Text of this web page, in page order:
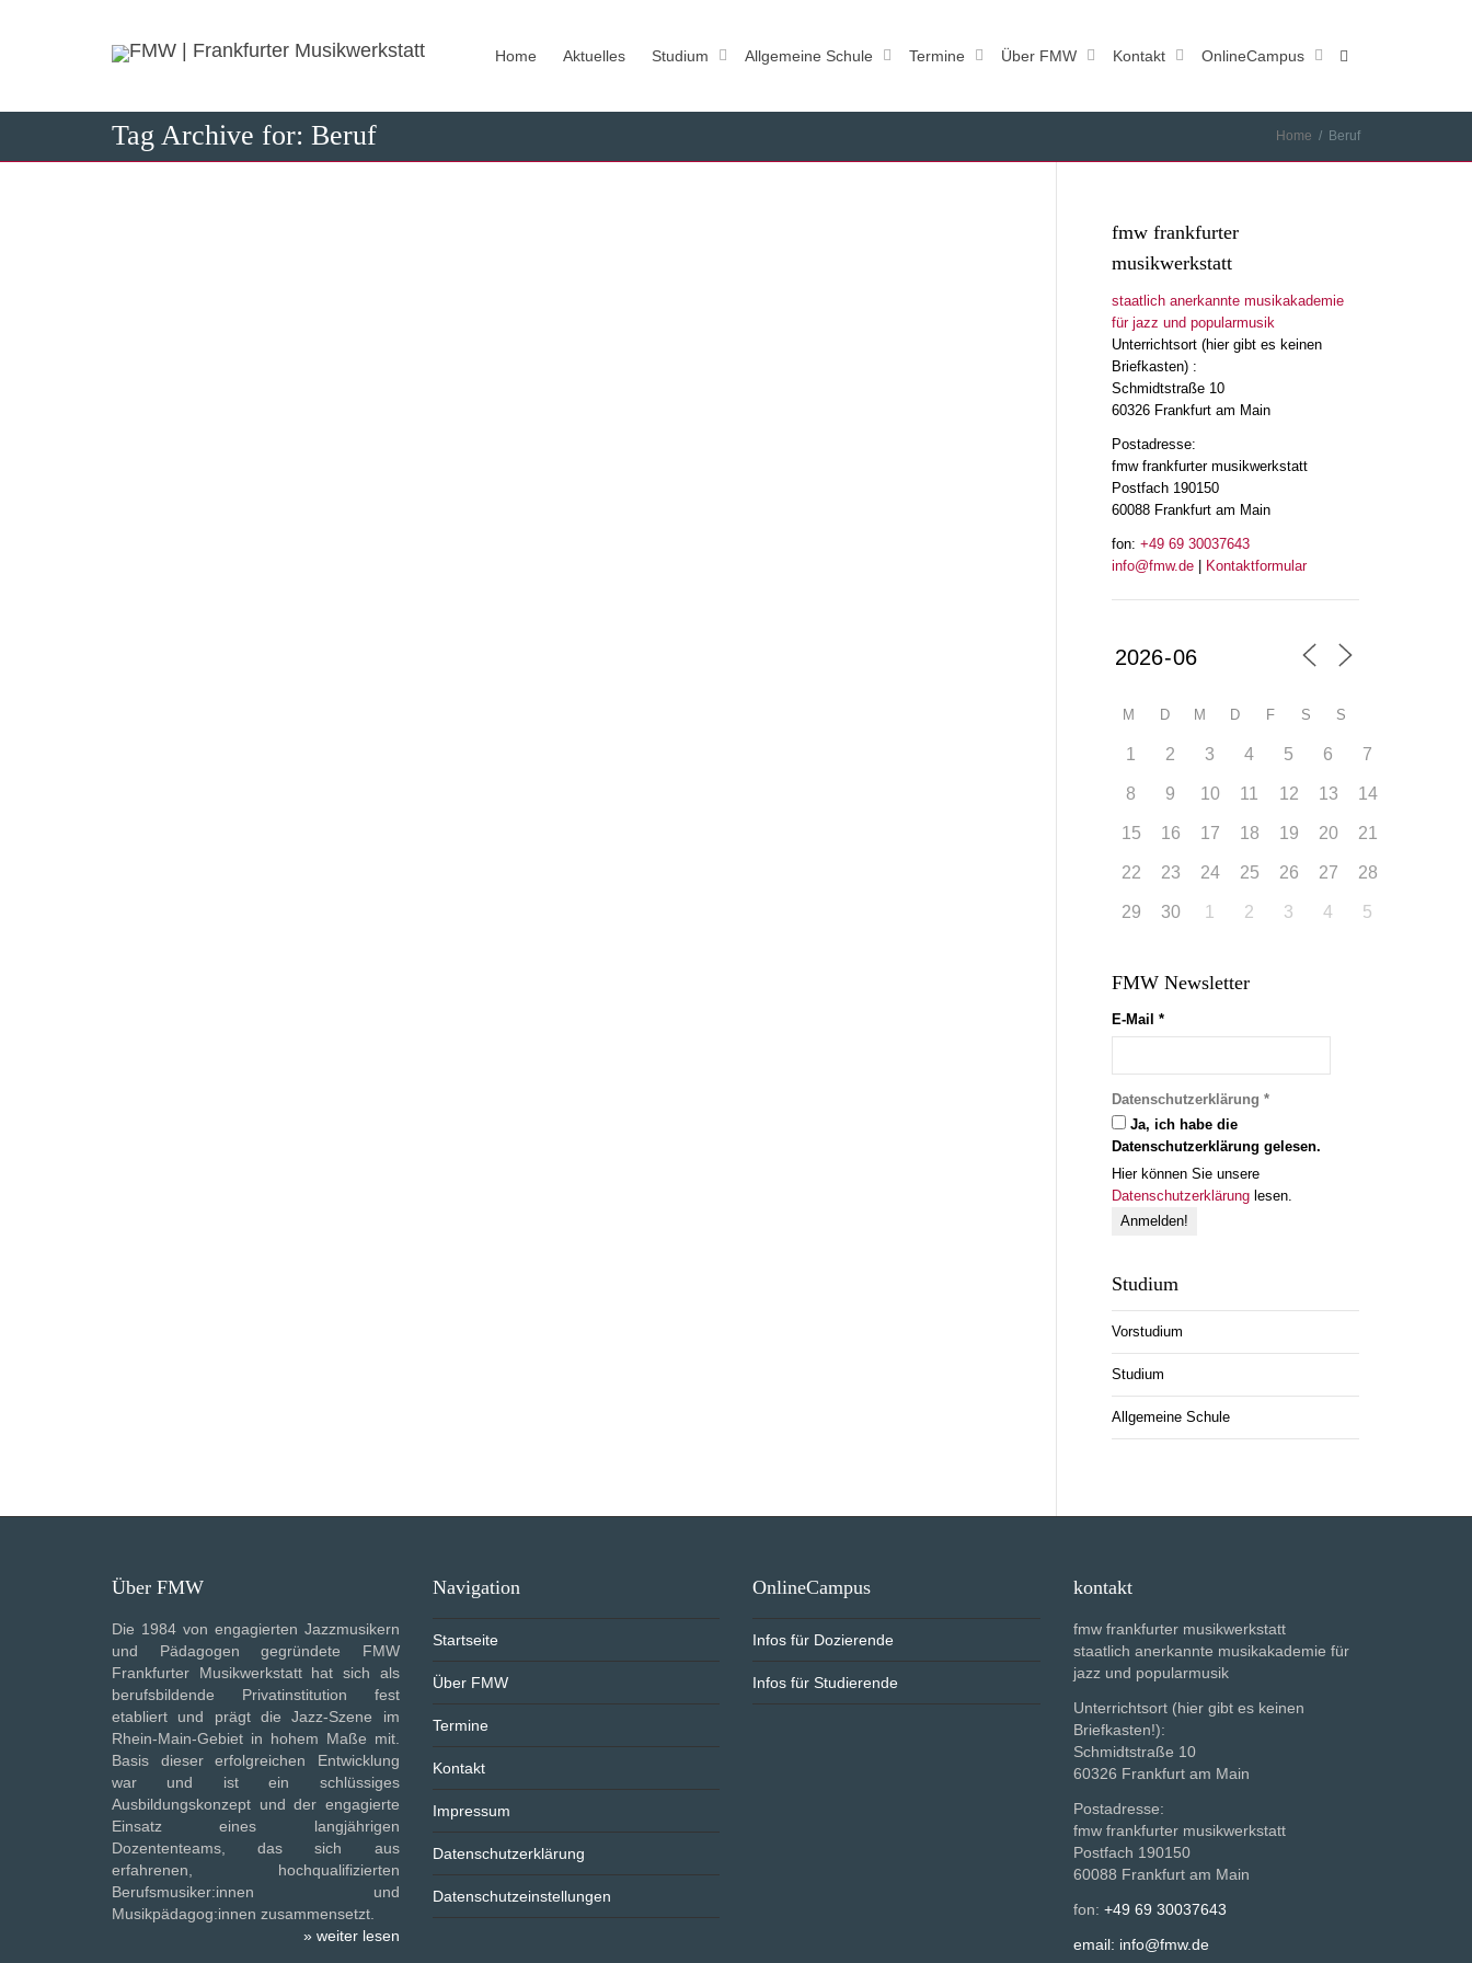
Home Aktuelles Studium Allgemeine Schule Termine Über FMW Kontakt OnlineCampus
Tag Archive for: Beruf Home Beruf
fmw frankfurter
musikwerkstatt
staatlich anerkannte musikakademie
für jazz und popularmusik
Unterrichtsort (hier gibt es keinen
Briefkasten) :
Schmidtstraße 10
60326 Frankfurt am Main
Postadresse:
fmw frankfurter musikwerkstatt
Postfach 190150
60088 Frankfurt am Main
fon: +49 69 30037643
info@fmw.de| Kontaktformular
M D M D F S S
1 2 3 4 5 6 7
8 9 10 11 12 13 14
15 16 17 18 19 20 21
22 23 24 25 26 27 28
29 30 1 2 3 4 5
FMW Newsletter
E-Mail *
Datenschutzerklärung *
Ja, ich habe die
Datenschutzerklärung gelesen.
Hier können Sie unsere
Datenschutzerklärunglesen.
Studium
Vorstudium
Studium
Allgemeine Schule
Über FMW
Die 1984 von engagierten Jazzmusikern
und Pädagogen gegründete FMW
Frankfurter Musikwerkstatt hat sich als
berufsbildende Privatinstitution fest
etabliert und prägt die Jazz-Szene im
Rhein-Main-Gebiet in hohem Maße mit.
Basis dieser erfolgreichen Entwicklung
war und ist ein schlüssiges
Ausbildungskonzept und der engagierte
Einsatz eines langjährigen
Dozententeams, das sich aus
erfahrenen, hochqualifizierten
Berufsmusiker:innen und
Musikpädagog:innen zusammensetzt.
» weiter lesen
Navigation
Startseite
Über FMW
Termine
Kontakt
Impressum
Datenschutzerklärung
Datenschutzeinstellungen
OnlineCampus
Infos für Dozierende
Infos für Studierende
kontakt
fmw frankfurter musikwerkstatt
staatlich anerkannte musikakademie für
jazz und popularmusik
Unterrichtsort (hier gibt es keinen
Briefkasten!):
Schmidtstraße 10
60326 Frankfurt am Main
Postadresse:
fmw frankfurter musikwerkstatt
Postfach 190150
60088 Frankfurt am Main
fon: +49 69 30037643
email: info@fmw.de